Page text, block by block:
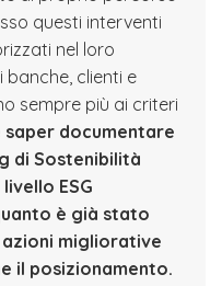
questi interventi
nel loro
banche, clienti e
sempre più ai criteri
documentare
di Sostenibilità
ESG
è già stato
migliorative
il posizionamento.